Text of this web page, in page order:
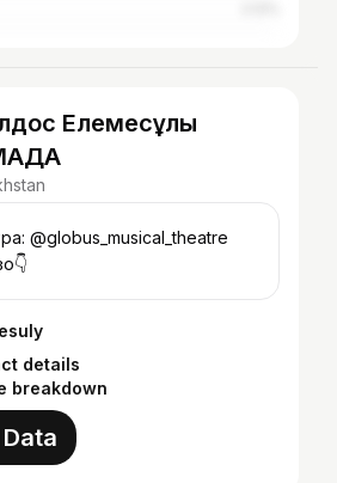
Елемесұлы
@globus_musical_theatre
details
breakdown